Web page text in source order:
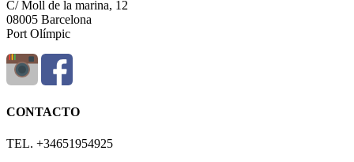
C/ Moll de la marina, 12
08005 Barcelona
Port Olímpic
CONTACTO
TEL. +34651954925